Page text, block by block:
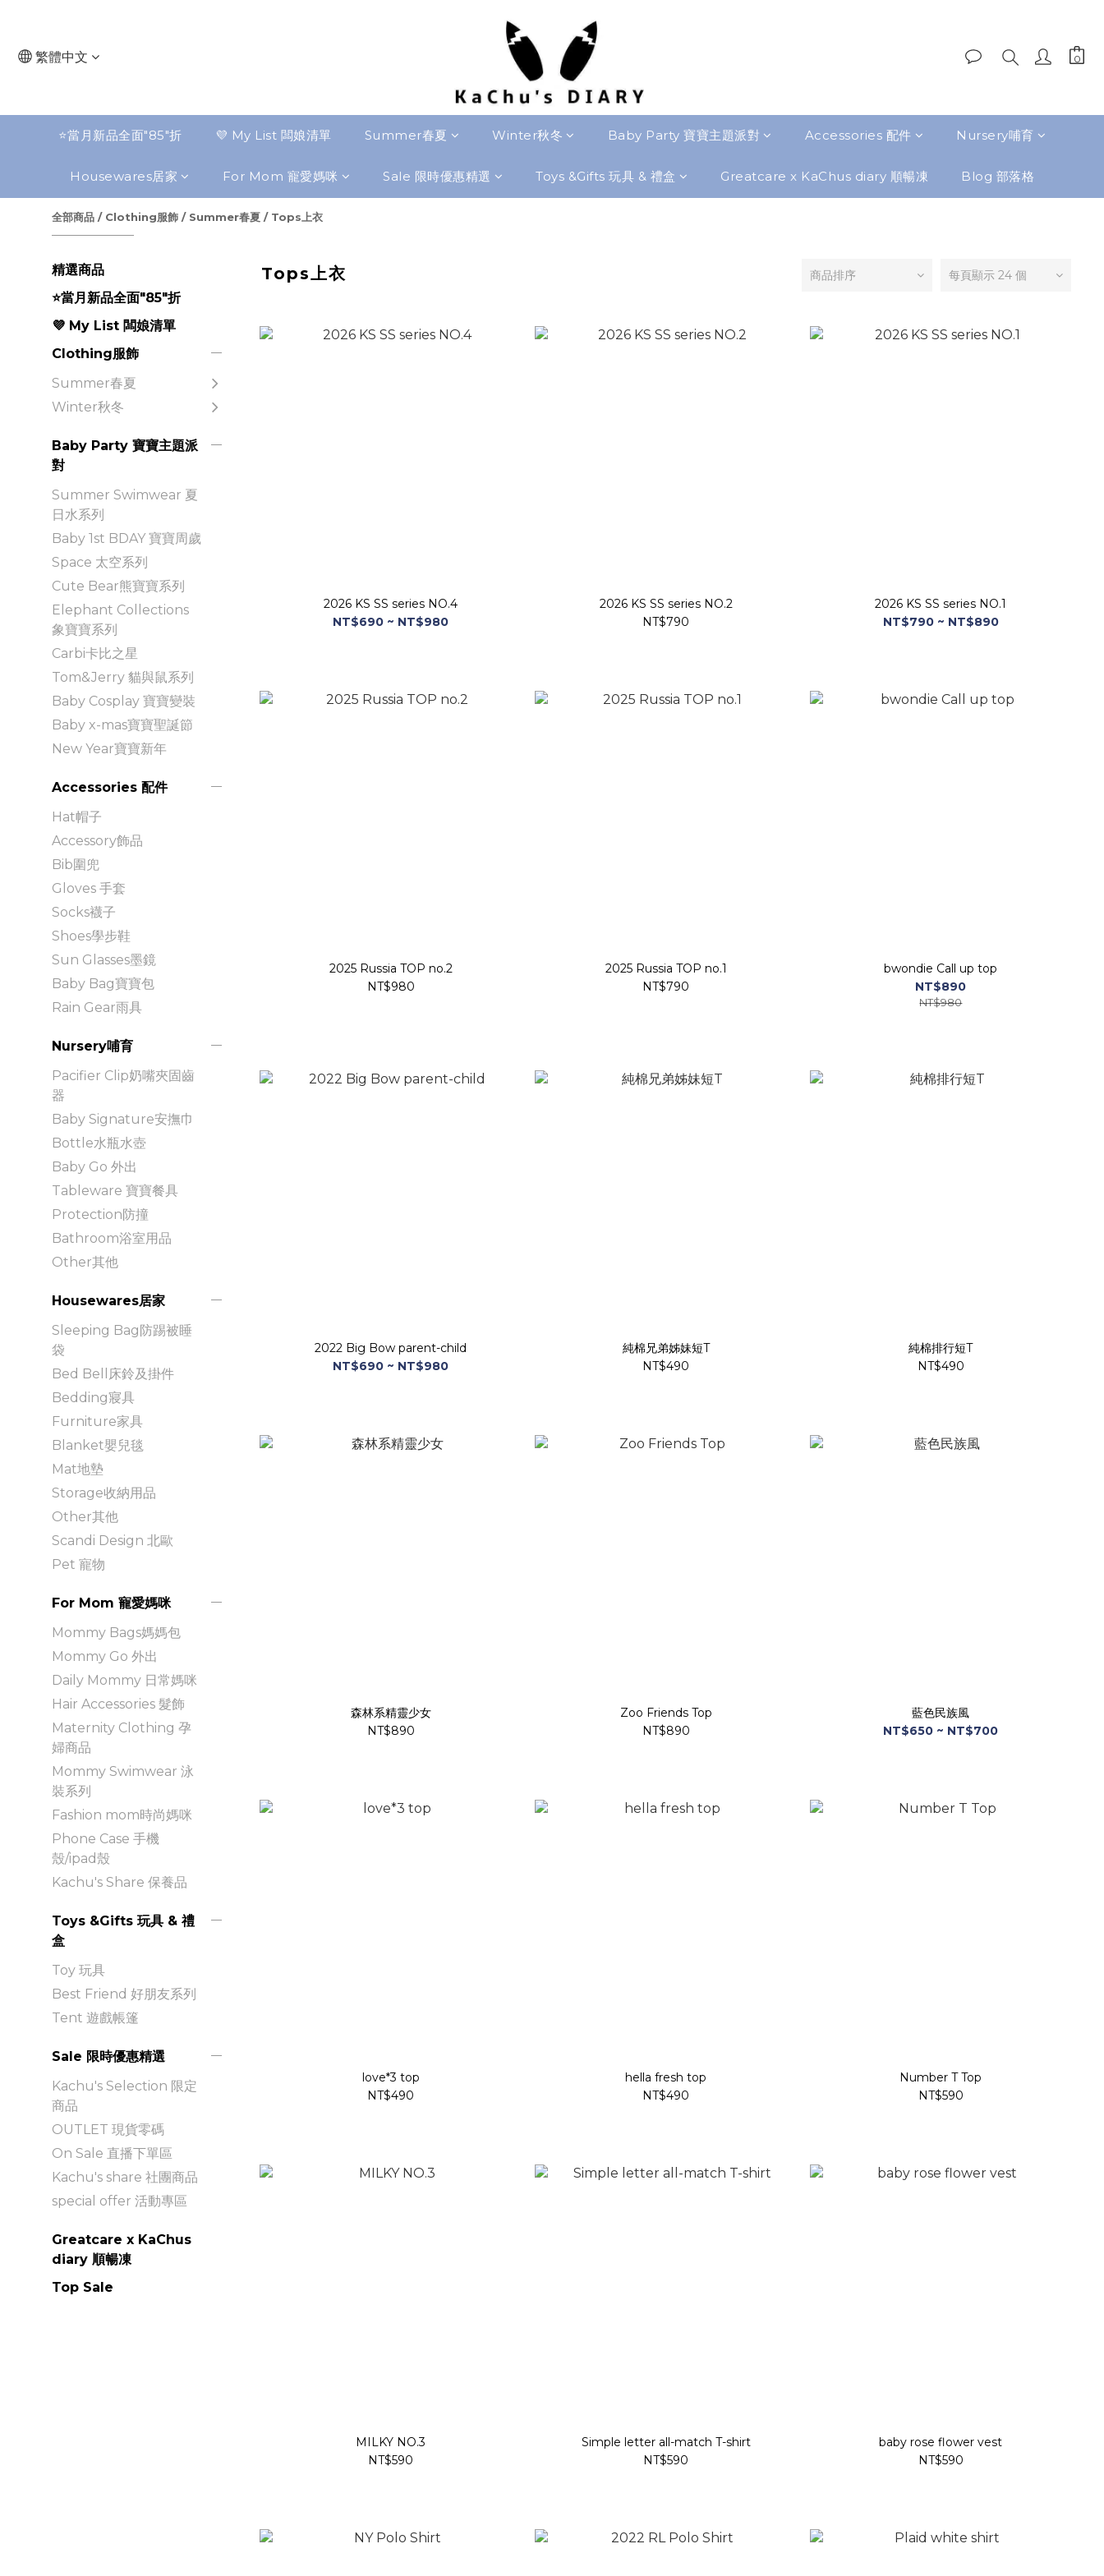
繁體中文
⭐️當月新品全面"85"折 💜 My List 闆娘清單 Summer春夏 Winter秋冬 Baby Party 寶寶主題派對 Accessories 配件 Nursery哺育
Housewares居家 For Mom 寵愛媽咪 Sale 限時優惠精選 Toys &Gifts 玩具 & 禮盒 Greatcare x KaChus diary 順暢凍 Blog 部落格
全部商品 / Clothing服飾 / Summer春夏 / Tops上衣
精選商品
⭐️當月新品全面"85"折
💜 My List 闆娘清單
Clothing服飾
Summer春夏
Winter秋冬
Baby Party 寶寶主題派
對
Summer Swimwear 夏
日水系列
Baby 1st BDAY 寶寶周歲
Space 太空系列
Cute Bear熊寶寶系列
Elephant Collections
象寶寶系列
Carbi卡比之星
Tom&Jerry 貓與鼠系列
Baby Cosplay 寶寶變裝
Baby x-mas寶寶聖誕節
New Year寶寶新年
Accessories 配件
Hat帽子
Accessory飾品
Bib圍兜
Gloves 手套
Socks襪子
Shoes學步鞋
Sun Glasses墨鏡
Baby Bag寶寶包
Rain Gear雨具
Nursery哺育
Pacifier Clip奶嘴夾固齒
器
Baby Signature安撫巾
Bottle水瓶水壺
Baby Go 外出
Tableware 寶寶餐具
Protection防撞
Bathroom浴室用品
Other其他
Housewares居家
Sleeping Bag防踢被睡
袋
Bed Bell床鈴及掛件
Bedding寢具
Furniture家具
Blanket嬰兒毯
Mat地墊
Storage收納用品
Other其他
Scandi Design 北歐
Pet 寵物
For Mom 寵愛媽咪
Mommy Bags媽媽包
Mommy Go 外出
Daily Mommy 日常媽咪
Hair Accessories 髮飾
Maternity Clothing 孕
婦商品
Mommy Swimwear 泳
裝系列
Fashion mom時尚媽咪
Phone Case 手機
殼/ipad殼
Kachu's Share 保養品
Toys &Gifts 玩具 & 禮
盒
Toy 玩具
Best Friend 好朋友系列
Tent 遊戲帳篷
Sale 限時優惠精選
Kachu's Selection 限定
商品
OUTLET 現貨零碼
On Sale 直播下單區
Kachu's share 社團商品
special offer 活動專區
Greatcare x KaChus
diary 順暢凍
Top Sale
Tops上衣 商品排序 每頁顯示 24 個
2026 KS SS series NO.4
NT$690 ~ NT$980
2026 KS SS series NO.2
NT$790
2026 KS SS series NO.1
NT$790 ~ NT$890
2025 Russia TOP no.2
NT$980
2025 Russia TOP no.1
NT$790
bwondie Call up top
NT$890
NT$980
2022 Big Bow parent-child
NT$690 ~ NT$980
純棉兄弟姊妹短T
NT$490
純棉排行短T
NT$490
森林系精靈少女
NT$890
Zoo Friends Top
NT$890
藍色民族風
NT$650 ~ NT$700
love*3 top
NT$490
hella fresh top
NT$490
Number T Top
NT$590
MILKY NO.3
NT$590
Simple letter all-match T-shirt
NT$590
baby rose flower vest
NT$590